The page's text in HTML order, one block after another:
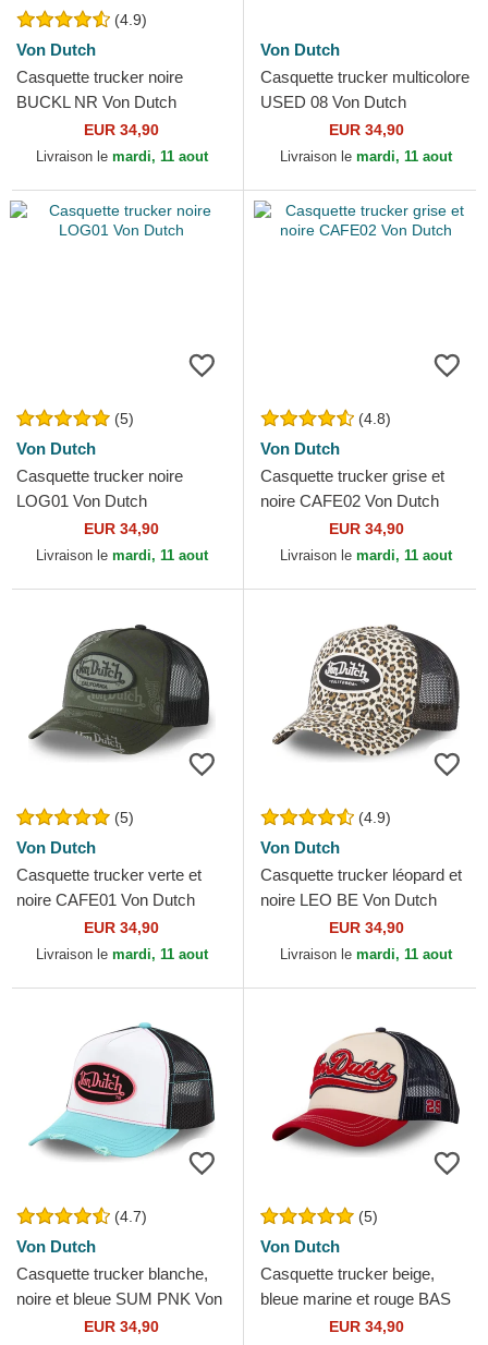
(4.9)
Von Dutch
Casquette trucker noire
BUCKL NR Von Dutch
EUR 34,90
Livraison le mardi, 11 aout
Von Dutch
Casquette trucker multicolore
USED 08 Von Dutch
EUR 34,90
Livraison le mardi, 11 aout
(5)
Von Dutch
Casquette trucker noire
LOG01 Von Dutch
EUR 34,90
Livraison le mardi, 11 aout
(4.8)
Von Dutch
Casquette trucker grise et
noire CAFE02 Von Dutch
EUR 34,90
Livraison le mardi, 11 aout
(5)
Von Dutch
Casquette trucker verte et
noire CAFE01 Von Dutch
EUR 34,90
Livraison le mardi, 11 aout
(4.9)
Von Dutch
Casquette trucker léopard et
noire LEO BE Von Dutch
EUR 34,90
Livraison le mardi, 11 aout
(4.7)
Von Dutch
Casquette trucker blanche,
noire et bleue SUM PNK Von
EUR 34,90
(5)
Von Dutch
Casquette trucker beige,
bleue marine et rouge BAS
Von DutchEUR 34,90